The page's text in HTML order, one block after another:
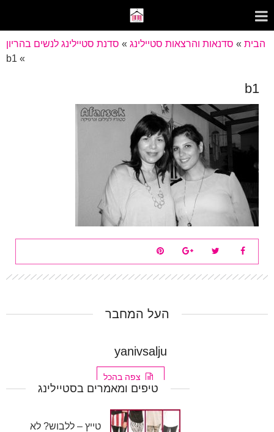
הבית » סדנאות והרצאות סטיילינג » סדנת סטיילינג לנשים בהריון
»
b1
b1
העל המחבר
yanivsalju
צפה בהכל
טיפים ומאמרים בסטיילינג
טייץ – ללבוש? לא